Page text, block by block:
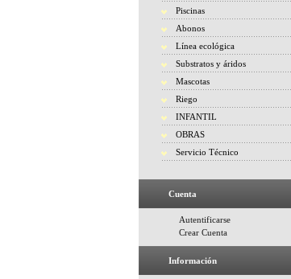
Piscinas
Abonos
Línea ecológica
Substratos y áridos
Mascotas
Riego
INFANTIL
OBRAS
Servicio Técnico
Cuenta
Autentificarse
Crear Cuenta
Información